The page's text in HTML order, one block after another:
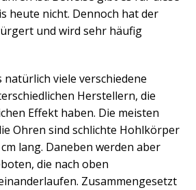
heute nicht. Dennoch hat der
und wird sehr häufig
viele verschiedene
Herstellern, die
Effekt haben. Die meisten
Ohren sind schlichte Hohlkörper
lang. Daneben werden aber
die nach oben
Zusammengesetzt